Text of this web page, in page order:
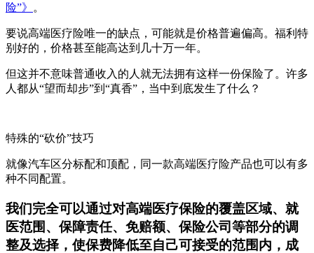
险”》
。
要说高端医疗险唯一的缺点，可能就是价格普遍偏高。福利特
别好的，价格甚至能高达到几十万一年。
但这并不意味普通收入的人就无法拥有这样一份保险了。许多
人都从“望而却步”到“真香”，当中到底发生了什么？
特殊的“砍价”技巧
就像汽车区分标配和顶配，同一款高端医疗险产品也可以有多
种不同配置。
我们完全可以通过对高端医疗保险的覆盖区域、就
医范围、保障责任、免赔额、保险公司等部分的调
整及选择，使保费降低至自己可接受的范围内，成